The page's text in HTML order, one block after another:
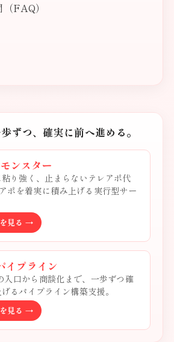
FAQ）
ずつ、確実に前へ進める。
ンスター
り強く、止まらないテレアポ代
ポを着実に積み上げる実行型サー
見る →
イプライン
入口から商談化まで、一歩ずつ確
るパイプライン構築支援。
見る →